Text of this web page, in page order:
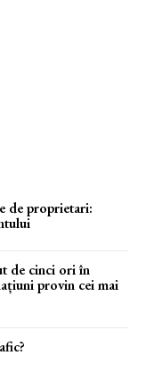
de proprietari:
de cinci ori în
provin cei mai